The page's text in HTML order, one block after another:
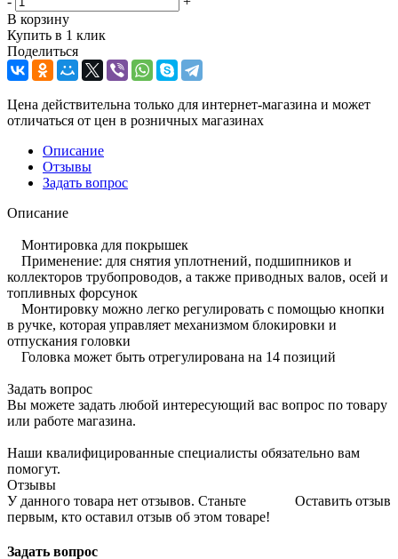
В корзину
Купить в 1 клик
Поделиться
Цена действительна только для интернет-магазина и может
отличаться от цен в розничных магазинах
Описание
Отзывы
Задать вопрос
Описание
Монтировка для покрышек
Применение: для снятия уплотнений, подшипников и
коллекторов трубопроводов, а также приводных валов, осей и
топливных форсунок
Монтировку можно легко регулировать с помощью кнопки
в ручке, которая управляет механизмом блокировки и
отпускания головки
Головка может быть отрегулирована на 14 позиций
Задать вопрос
Вы можете задать любой интересующий вас вопрос по товару
или работе магазина.
Наши квалифицированные специалисты обязательно вам
помогут.
Отзывы
Оставить отзыв
У данного товара нет отзывов. Станьте
первым, кто оставил отзыв об этом товаре!
Задать вопрос